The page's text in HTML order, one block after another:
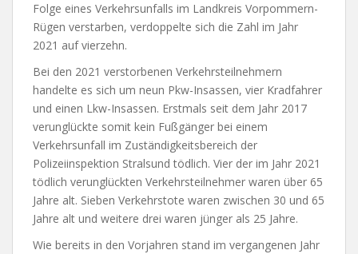
Folge eines Verkehrsunfalls im Landkreis Vorpommern-
Rügen verstarben, verdoppelte sich die Zahl im Jahr
2021 auf vierzehn.
Bei den 2021 verstorbenen Verkehrsteilnehmern
handelte es sich um neun Pkw-Insassen, vier Kradfahrer
und einen Lkw-Insassen. Erstmals seit dem Jahr 2017
verunglückte somit kein Fußgänger bei einem
Verkehrsunfall im Zuständigkeitsbereich der
Polizeiinspektion Stralsund tödlich. Vier der im Jahr 2021
tödlich verunglückten Verkehrsteilnehmer waren über 65
Jahre alt. Sieben Verkehrstote waren zwischen 30 und 65
Jahre alt und weitere drei waren jünger als 25 Jahre.
Wie bereits in den Vorjahren stand im vergangenen Jahr